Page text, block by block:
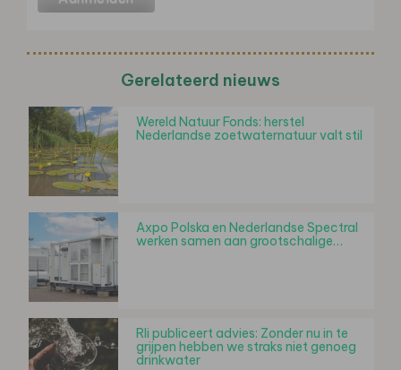
Gerelateerd nieuws
Wereld Natuur Fonds: herstel
Nederlandse zoetwaternatuur valt stil
Axpo Polska en Nederlandse Spectral
werken samen aan grootschalige…
Rli publiceert advies: Zonder nu in te
grijpen hebben we straks niet genoeg
drinkwater